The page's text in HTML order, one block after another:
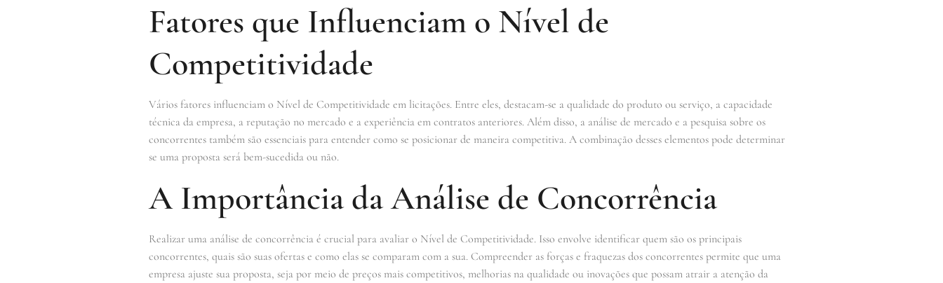
Fatores que Influenciam o Nível de
Competitividade
Vários fatores influenciam o Nível de Competitividade em licitações. Entre eles, destacam-se a qualidade do produto ou serviço, a capacidade
técnica da empresa, a reputação no mercado e a experiência em contratos anteriores. Além disso, a análise de mercado e a pesquisa sobre os
concorrentes também são essenciais para entender como se posicionar de maneira competitiva. A combinação desses elementos pode determinar
se uma proposta será bem-sucedida ou não.
A Importância da Análise de Concorrência
Realizar uma análise de concorrência é crucial para avaliar o Nível de Competitividade. Isso envolve identificar quem são os principais
concorrentes, quais são suas ofertas e como elas se comparam com a sua. Compreender as forças e fraquezas dos concorrentes permite que uma
empresa ajuste sua proposta, seja por meio de preços mais competitivos, melhorias na qualidade ou inovações que possam atrair a atenção da